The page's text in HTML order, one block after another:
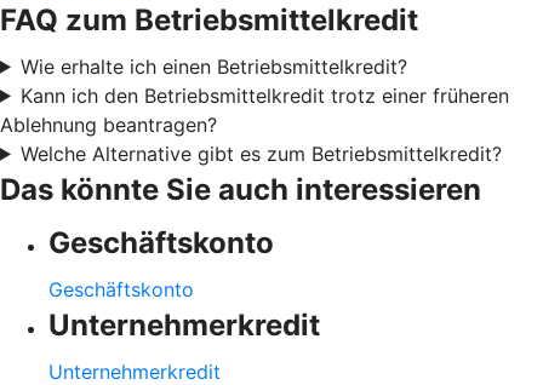
FAQ zum Betriebsmittelkredit
Wie erhalte ich einen Betriebsmittelkredit?
Kann ich den Betriebsmittelkredit trotz einer früheren
Ablehnung beantragen?
Welche Alternative gibt es zum Betriebsmittelkredit?
Das könnte Sie auch interessieren
Geschäftskonto
Geschäftskonto
Unternehmerkredit
Unternehmerkredit